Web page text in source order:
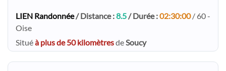
LIEN Randonnée/ Distance :8.5/ Durée :02:30:00/ 60 -
Oise
Situéà plus de 50 kilomètresdeSoucy